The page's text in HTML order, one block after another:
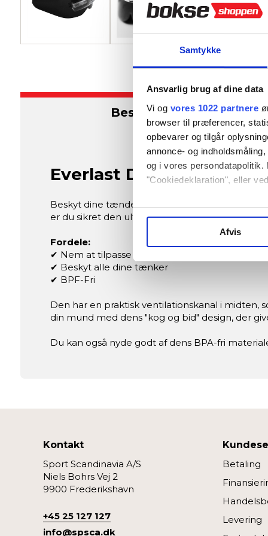
Samtykke
Ansvarlig brug af dine data
Vi og vores 1022 partnere
browser til præferencer,
opbevarer og tilgår
annonce- og
og i vores
"Cookiedeklaration", eller
Hvis du tillader det, vil vi
Nogle er essentielle for, at
Afvis
Beskrivelse
Everlast Dobbelt
Beskyt dine tænder med stil og komfort med
er du sikret den ultimative beskyttelse under
Fordele:
✔ Nem at tilpasse
✔ Beskyt alle dine tænker
✔ BPF-Fri
Den har en praktisk ventilationskanal i
din mund med dens "kog og bid" design, der
Du kan også nyde godt af dens BPA-fri
Kontakt
Sport Scandinavia A/S
Niels Bohrs Vej 2
9900 Frederikshavn
+45 25 127 127
info@spsca.dk
Betaling
Levering